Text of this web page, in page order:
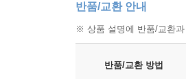
반품/교환 안내
※ 상품 설명에 반품/교환
반품/교환 방법